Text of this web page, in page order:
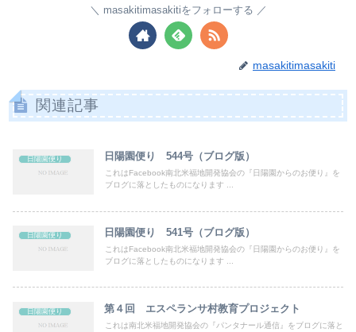
masakitimasakitiをフォローする
masakitimasakiti
関連記事
日陽園便り 日陽園便り 544号（ブログ版）
これはFacebook南北米福地開発協会の『日陽園からのお便り』を
ブログに落としたものになります ...
日陽園便り 日陽園便り 541号（ブログ版）
これはFacebook南北米福地開発協会の『日陽園からのお便り』を
ブログに落としたものになります ...
日陽園便り 第４回 エスペランサ村教育プロジェクト
これは南北米福地開発協会の『パンタナール通信』をブログに落と